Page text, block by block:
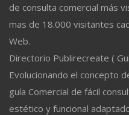
de consulta comercial más
mas de 18.000 visitantes
Web.
Directorio Publirecreate (
Evolucionando el concepto
guía Comercial de fácil
estético y funcional